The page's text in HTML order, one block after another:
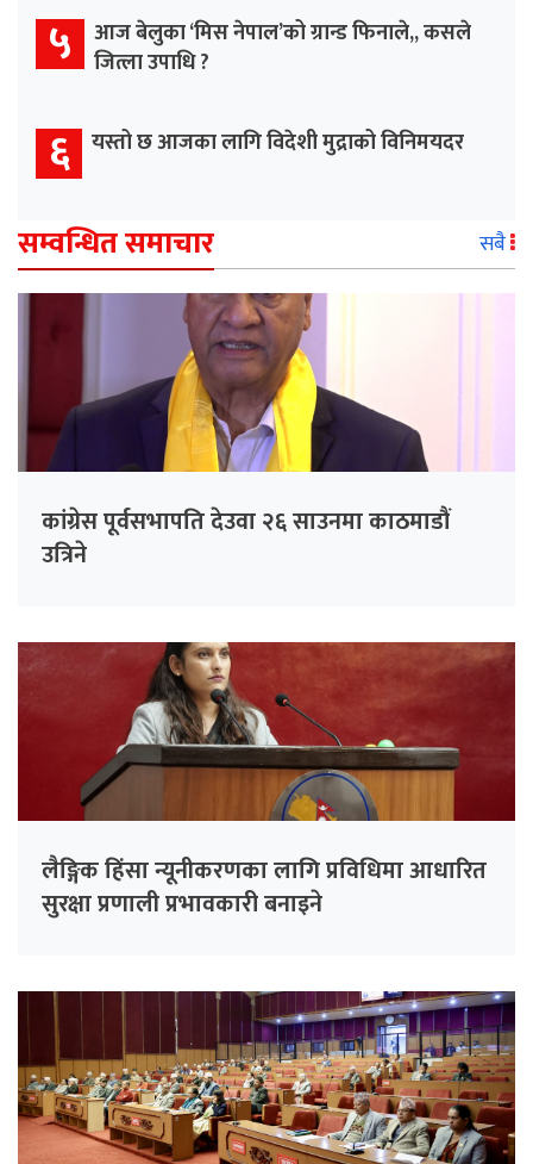
५ आज बेलुका ‘मिस नेपाल’को ग्रान्ड फिनाले,, कसले
जित्ला उपाधि ?
६ यस्तो छ आजका लागि विदेशी मुद्राको विनिमयदर
सम्वन्धित समाचार सबै
कांग्रेस पूर्वसभापति देउवा २६ साउनमा काठमाडौं
उत्रिने
लैङ्गिक हिंसा न्यूनीकरणका लागि प्रविधिमा आधारित
सुरक्षा प्रणाली प्रभावकारी बनाइने